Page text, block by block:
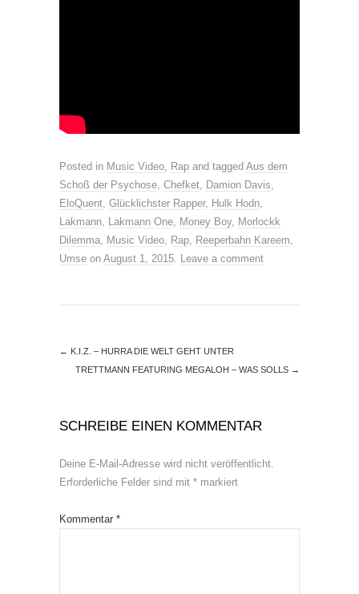
Posted in Music Video, Rap and tagged Aus dem
Schoß der Psychose, Chefket, Damion Davis,
EloQuent, Glücklichster Rapper, Hulk Hodn,
Lakmann, Lakmann One, Money Boy, Morlockk
Dilemma, Music Video, Rap, Reeperbahn Kareem,
Umse on August 1, 2015. Leave a comment
← K.I.Z. – HURRA DIE WELT GEHT UNTER
TRETTMANN FEATURING MEGALOH – WAS SOLLS →
SCHREIBE EINEN KOMMENTAR
Deine E-Mail-Adresse wird nicht veröffentlicht.
Erforderliche Felder sind mit * markiert
Kommentar *